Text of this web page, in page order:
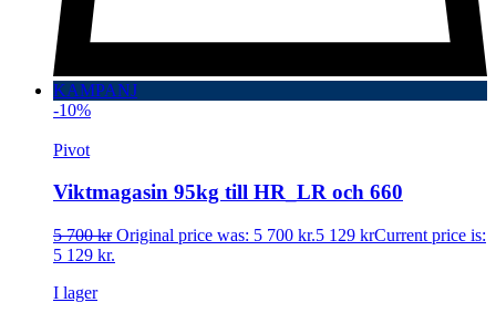
KAMPANJ
-10%
Pivot
Viktmagasin 95kg till HR_LR och 660
5 700kr Original price was: 5 700 kr.5 129 krCurrent price is:
5 129 kr.
I lager